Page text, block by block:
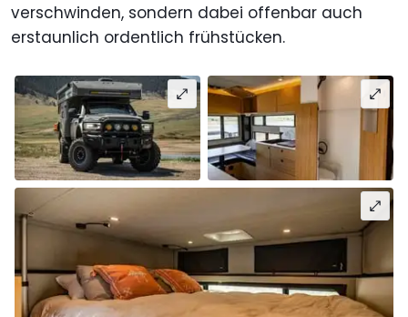
verschwinden, sondern dabei offenbar auch
erstaunlich ordentlich frühstücken.